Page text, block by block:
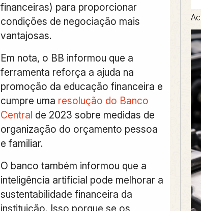
financeiras) para proporcionar
condições de negociação mais
vantajosas.
Em nota, o BB informou que a
ferramenta reforça a ajuda na
promoção da educação financeira e
cumpre uma resolução do Banco
Central de 2023 sobre medidas de
organização do orçamento pessoa
e familiar.
O banco também informou que a
inteligência artificial pode melhorar a
sustentabilidade financeira da
instituição. Isso porque se os